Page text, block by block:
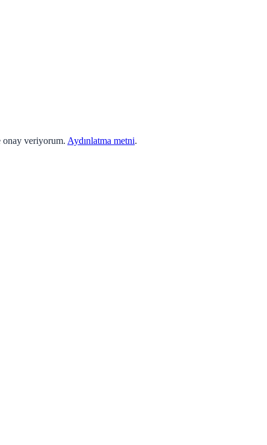
onay veriyorum. Aydınlatma metni.